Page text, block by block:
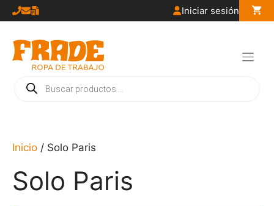
Saltar
al
contenido
Iniciar sesión
Búsqueda
de
Inicio / Solo Paris
Solo Paris